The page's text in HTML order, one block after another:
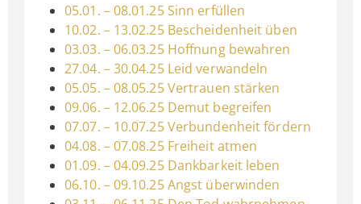
05.01. – 08.01.25 Sinn erfüllen
10.02. – 13.02.25 Bescheidenheit üben
03.03. – 06.03.25 Hoffnung bewahren
27.04. – 30.04.25 Leid verwandeln
05.05. – 08.05.25 Vertrauen stärken
09.06. – 12.06.25 Demut begreifen
07.07. – 10.07.25 Verbundenheit fördern
04.08. – 07.08.25 Freiheit atmen
01.09. – 04.09.25 Dankbarkeit leben
06.10. – 09.10.25 Angst überwinden